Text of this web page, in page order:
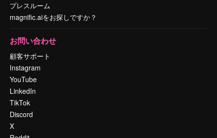
プレスルーム
magnific.aiをお探しですか？
お問い合わせ
顧客サポート
Instagram
YouTube
LinkedIn
TikTok
Discord
X